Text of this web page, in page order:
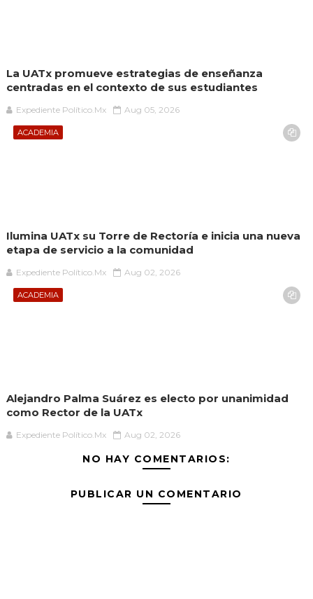
La UATx promueve estrategias de enseñanza
centradas en el contexto de sus estudiantes
Expediente Político.Mx Aug 05, 2026
ACADEMIA
Ilumina UATx su Torre de Rectoría e inicia una nueva
etapa de servicio a la comunidad
Expediente Político.Mx Aug 02, 2026
ACADEMIA
Alejandro Palma Suárez es electo por unanimidad
como Rector de la UATx
Expediente Político.Mx Aug 02, 2026
NO HAY COMENTARIOS:
PUBLICAR UN COMENTARIO